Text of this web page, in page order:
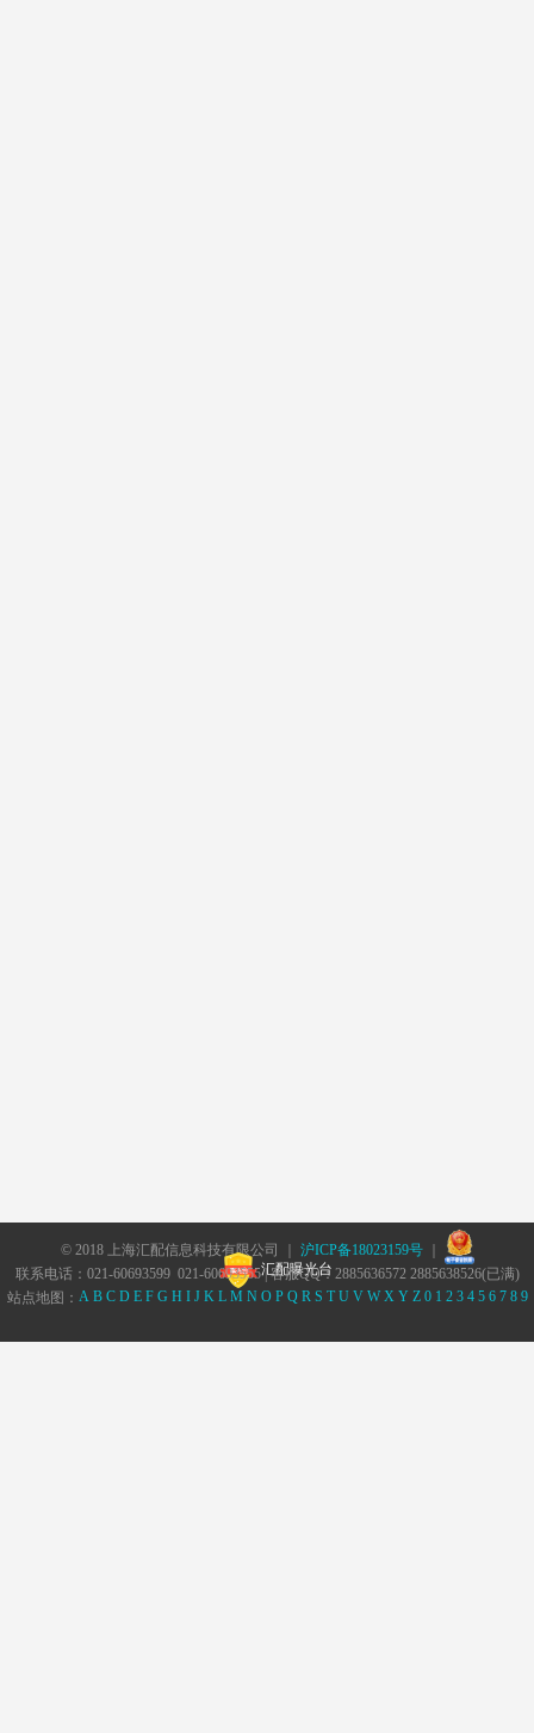
© 2018 上海汇配信息科技有限公司 ｜ 沪ICP备18023159号｜
汇配曝光台
联系电话：021-60693599 021-60693555 | 客服QQ：2885636572 2885638526(已满)
站点地图： A B C D E F G H I J K L M N O P Q R S T U V W X Y Z 0 1 2 3 4 5 6 7 8 9